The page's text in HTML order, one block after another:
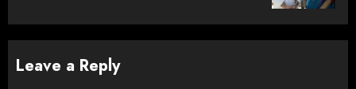
Leave a Reply